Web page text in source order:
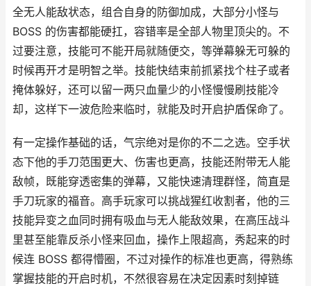
全无人能敌状态，组合自身的防御加成，大部分小怪与
BOSS 的伤害都能硬扛，容错率是全部人物里顶尖的。不
过要注意，技能可不能开局就随便交，等弹幕躲无可躲的
时候再开才是明智之举。技能快结束前抓紧找个柱子或者
掩体躲好，还可以留一两只血量少的小怪慢慢刷技能冷
却，这样下一波危险来临时，就能及时开启护盾保命了。
有一定操作基础的话，气宗绝对是你的不二之选。空手状
态下他的手刀范围更大、伤害也更高，技能还附带无人能
敌帧，既能穿透密集的弹幕，又能快速清理群怪，简直是
手刀玩家的福音。高手玩家可以挑战猩红收割者，他的三
技能异变之血同时拥有吸血与无人能敌效果，在高压战斗
里甚至能靠反杀小怪来回血，操作上限超高，秀起来的时
候连 BOSS 都得懵圈，不过对操作的标准也更高，得熟练
掌握技能的开启时机，不然很容易在决定因素时刻掉链